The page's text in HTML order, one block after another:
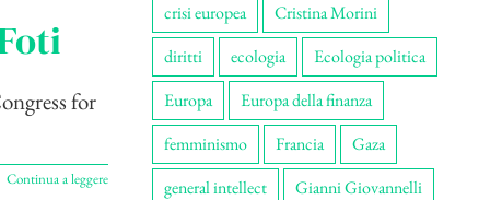
for
Continua a leggere
crisi europea
Cristina Morini
diritti
ecologia
Ecologia politica
Europa
Europa della finanza
femminismo
Francia
Gaza
general intellect
Gianni Giovannelli